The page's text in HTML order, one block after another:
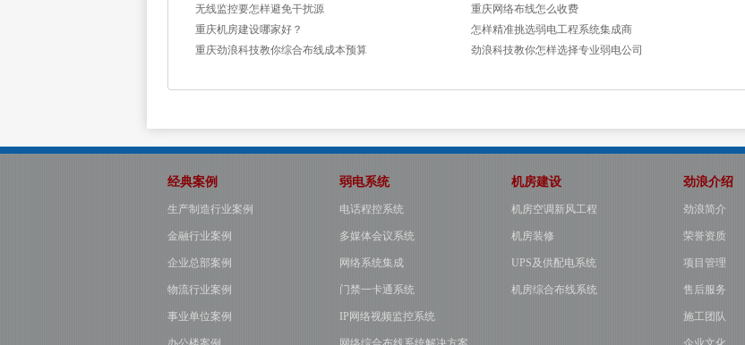
无线监控要怎样避免干扰源
重庆网络布线怎么收费
重庆机房建设哪家好？
怎样精准挑选弱电工程系统集成商
重庆劲浪科技教你综合布线成本预算
劲浪科技教你怎样选择专业弱电公司
经典案例
生产制造行业案例
金融行业案例
企业总部案例
物流行业案例
事业单位案例
弱电系统
电话程控系统
多媒体会议系统
网络系统集成
门禁一卡通系统
IP网络视频监控系统
机房建设
机房空调新风工程
机房装修
UPS及供配电系统
机房综合布线系统
劲浪介绍
劲浪简介
荣誉资质
项目管理
售后服务
施工团队